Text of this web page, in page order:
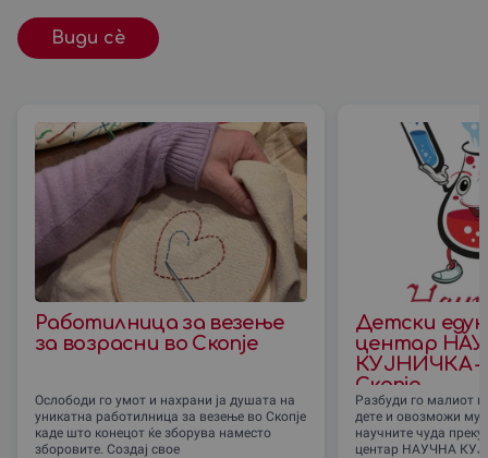
Види сè
Работилница за везење
за возрасни во Скопjе
Ослободи го умот и нахрани ја душата на
уникатна работилница за везење во Скопjе
каде што конецот ќе зборува наместо
зборовите. Создај свое
Детски
центар
КУЈНИЧКА –
Скопје
Разбуди го малиот
дете и овозможи му
научните чуда преку
центар НАУЧНА